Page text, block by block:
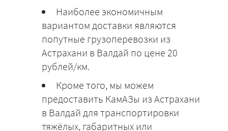
Наиболее экономичным
вариантом доставки являются
попутные грузоперевозки из
Астрахани в Валдай по цене 20
рублей/км.
Кроме того, мы можем
предоставить КамАЗы из Астрахани
в Валдай для транспортировки
тяжёлых, габаритных или